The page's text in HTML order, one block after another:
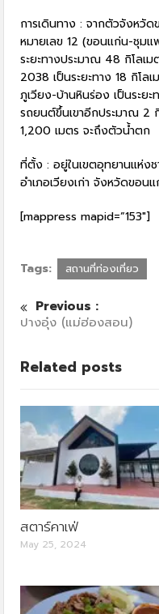
การเดินทาง : จากตัวจังหวั
หมายเลข 12 (ขอนแก่น-ชุมแ
ระยะทางประมาณ 48 กิโลเม
2038 เป็นระยะทาง 18 กิโล
ภูเวียง-บ้านหินร่อง เป็นระย
รถยนต์ขึ้นเขาอีกประมาณ 2
1,200 เมตร จะถึงตัวน้ำตก
ที่ตั้ง : อยู่ในเขตอุทยานแห่ง
อำเภอเวียงเก่า จังหวัดขอน
[mappress mapid=”153″]
Tags: สถานที่ท่องเที่ยว
Previous :
ปางอุ๋ง (แม่ฮ่องสอน)
Related posts
สตาร์คาเฟ่
May 25, 2024